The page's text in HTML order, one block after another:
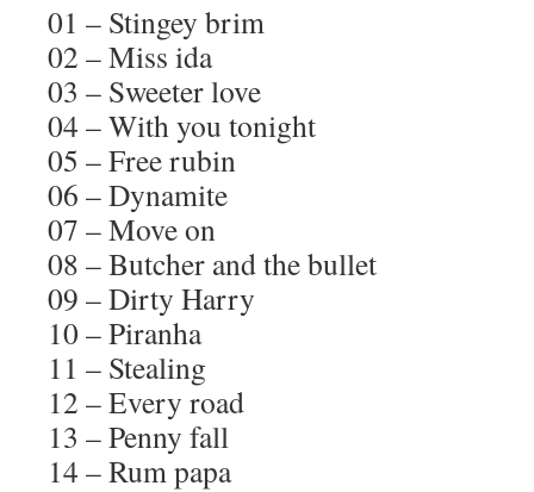
01 – Stingey brim
02 – Miss ida
03 – Sweeter love
04 – With you tonight
05 – Free rubin
06 – Dynamite
07 – Move on
08 – Butcher and the bullet
09 – Dirty Harry
10 – Piranha
11 – Stealing
12 – Every road
13 – Penny fall
14 – Rum papa